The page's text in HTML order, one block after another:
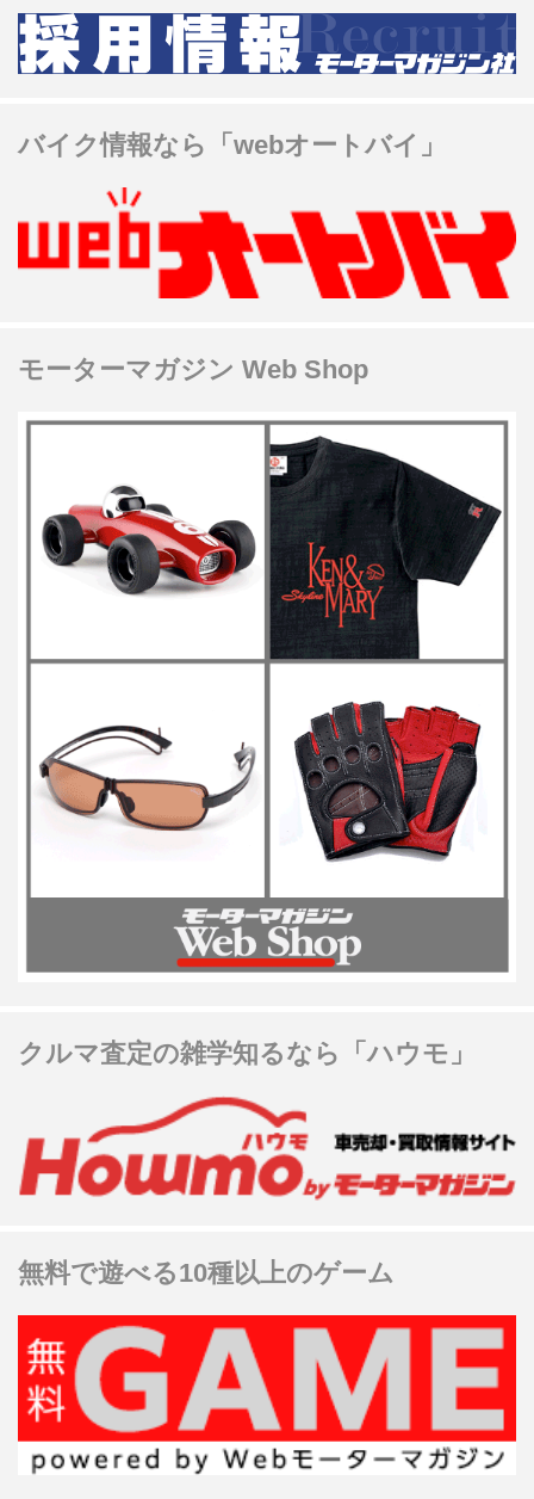
バイク情報なら「webオートバイ」
モーターマガジン Web Shop
クルマ査定の雑学知るなら「ハウモ」
無料で遊べる10種以上のゲーム